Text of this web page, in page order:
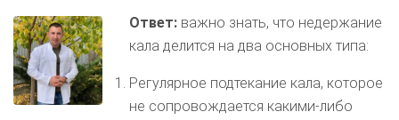
Ответ: важно знать, что недержание
кала делится на два основных типа:
Регулярное подтекание кала, которое
не сопровождается какими-либо